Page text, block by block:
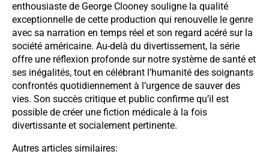
enthousiaste de George Clooney souligne la qualité
exceptionnelle de cette production qui renouvelle le genre
avec sa narration en temps réel et son regard acéré sur la
société américaine. Au-delà du divertissement, la série
offre une réflexion profonde sur notre système de santé et
ses inégalités, tout en célébrant l’humanité des soignants
confrontés quotidiennement à l’urgence de sauver des
vies. Son succès critique et public confirme qu’il est
possible de créer une fiction médicale à la fois
divertissante et socialement pertinente.
Autres articles similaires: